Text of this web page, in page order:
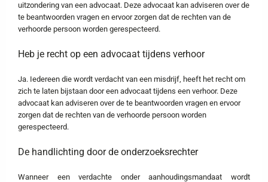
uitzondering van een advocaat. Deze advocaat kan adviseren over de
te beantwoorden vragen en ervoor zorgen dat de rechten van de
verhoorde persoon worden gerespecteerd.
Heb je recht op een advocaat tijdens verhoor
Ja. Iedereen die wordt verdacht van een misdrijf, heeft het recht om
zich te laten bijstaan door een advocaat tijdens een verhoor. Deze
advocaat kan adviseren over de te beantwoorden vragen en ervoor
zorgen dat de rechten van de verhoorde persoon worden
gerespecteerd.
De handlichting door de onderzoeksrechter
Wanneer een verdachte onder aanhoudingsmandaat wordt